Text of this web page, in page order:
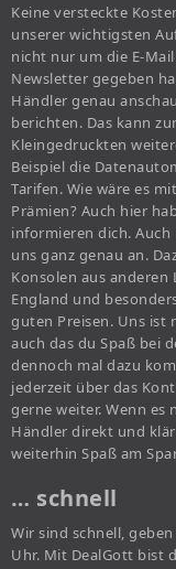
Keine versteckte
unserer wichtigsten
nicht nur um die E-
Newsletter gegeben
Händler genau
berichten. Das kann
Kleingedruckten
Beispiel die
Tarifen. Wie wäre es
Prämien? Auch hier
informieren dich. Auch
uns ganz genau an.
Konsolen aus anderen
England und
guten Preisen. Uns ist
auch das du Spaß bei
dennoch mal dazu
jederzeit über das
gerne weiter. Wenn
Händler direkt und
weiterhin Spaß am
… schnell
Wir sind schnell,
Uhr. Mit DealGott bist